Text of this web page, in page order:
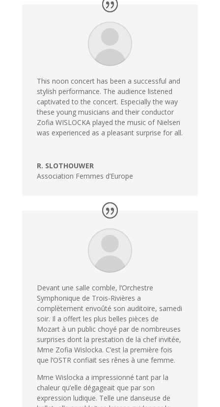
This noon concert has been a successful and
stylish performance. The audience listened
captivated to the concert. Especially the way
these young musicians and their conductor
Zofia WISLOCKA played the music of Nielsen
was experienced as a pleasant surprise for all.
R. SLOTHOUWER
Association Femmes d’Europe
Devant une salle comble, l’Orchestre
Symphonique de Trois-Rivières a
complètement envoûté son auditoire, samedi
soir. Il a offert les plus belles pièces de
Mozart à un public choyé par de nombreuses
surprises dont la prestation de la chef invitée,
Mme Zofia Wislocka. C’est la première fois
que l’OSTR confiait ses rênes à une femme.
Mme Wislocka a impressionné tant par la
chaleur qu’elle dégageait que par son
expression ludique. Telle une danseuse de